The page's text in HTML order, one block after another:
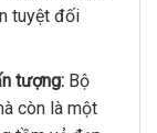
tuyệt đối
tượng:Bộ
còn là một